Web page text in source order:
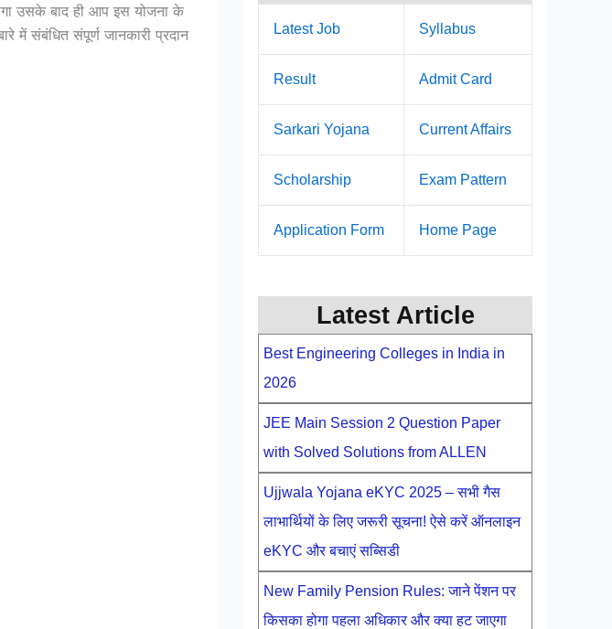
उसके बाद ही आप इस योजना के
में संबंधित संपूर्ण जानकारी प्रदान
Latest Job Syllabus
Result Admit Card
Sarkari Yojana Current Affairs
Scholarship Exam Pattern
Application Form Home Page
Latest Article
Best Engineering Colleges in India in
2026
JEE Main Session 2 Question Paper
with Solved Solutions from ALLEN
Ujjwala Yojana eKYC 2025 – सभी गैस
लाभार्थियों के लिए जरूरी सूचना! ऐसे करें ऑनलाइन
eKYC और बचाएं सब्सिडी
New Family Pension Rules: जाने पेंशन पर
किसका होगा पहला अधिकार और क्या हट जाएगा